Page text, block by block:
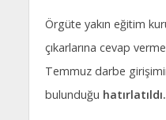
Örgüte yakın eğitim
çıkarlarına cevap
Temmuz darbe
bulunduğu hatırlatıldı.